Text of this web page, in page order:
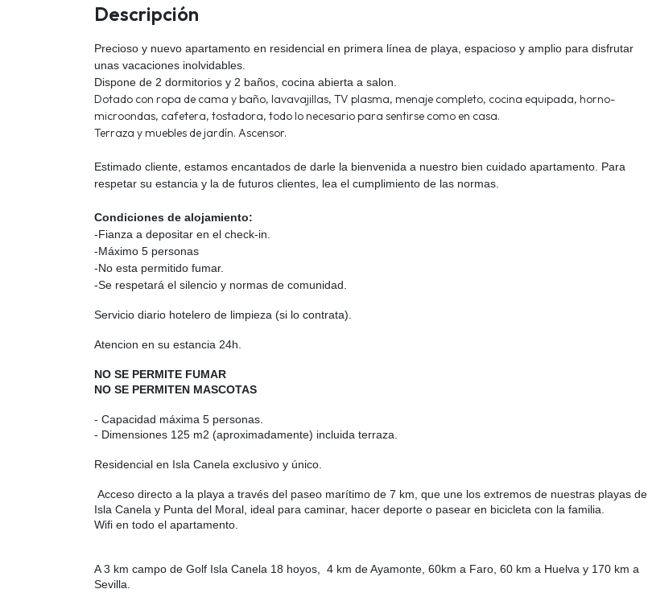
Descripción
Precioso y nuevo apartamento en residencial en primera línea de playa, espacioso y amplio para disfrutar
unas vacaciones inolvidables.
Dispone de 2 dormitorios y 2 baños, cocina abierta a salon.
Dotado con ropa de cama y baño, lavavajillas, TV plasma, menaje completo, cocina equipada, horno-
microondas, cafetera, tostadora, todo lo necesario para sentirse como en casa.
Terraza y muebles de jardín. Ascensor.
Estimado cliente, estamos encantados de darle la bienvenida a nuestro bien cuidado apartamento. Para
respetar su estancia y la de futuros clientes, lea el cumplimiento de las normas.
Condiciones de alojamiento:
-Fianza a depositar en el check-in.
-Máximo 5 personas
-No esta permitido fumar.
-Se respetará el silencio y normas de comunidad.
Servicio diario hotelero de limpieza (si lo contrata).
Atencion en su estancia 24h.
NO SE PERMITE FUMAR
NO SE PERMITEN MASCOTAS
- Capacidad máxima 5 personas.
- Dimensiones 125 m2 (aproximadamente) incluida terraza.
Residencial en Isla Canela exclusivo y único.
Acceso directo a la playa a través del paseo marítimo de 7 km, que une los extremos de nuestras playas de
Isla Canela y Punta del Moral, ideal para caminar, hacer deporte o pasear en bicicleta con la familia.
Wifi en todo el apartamento.
A 3 km campo de Golf Isla Canela 18 hoyos, 4 km de Ayamonte, 60km a Faro, 60 km a Huelva y 170 km a
Sevilla.